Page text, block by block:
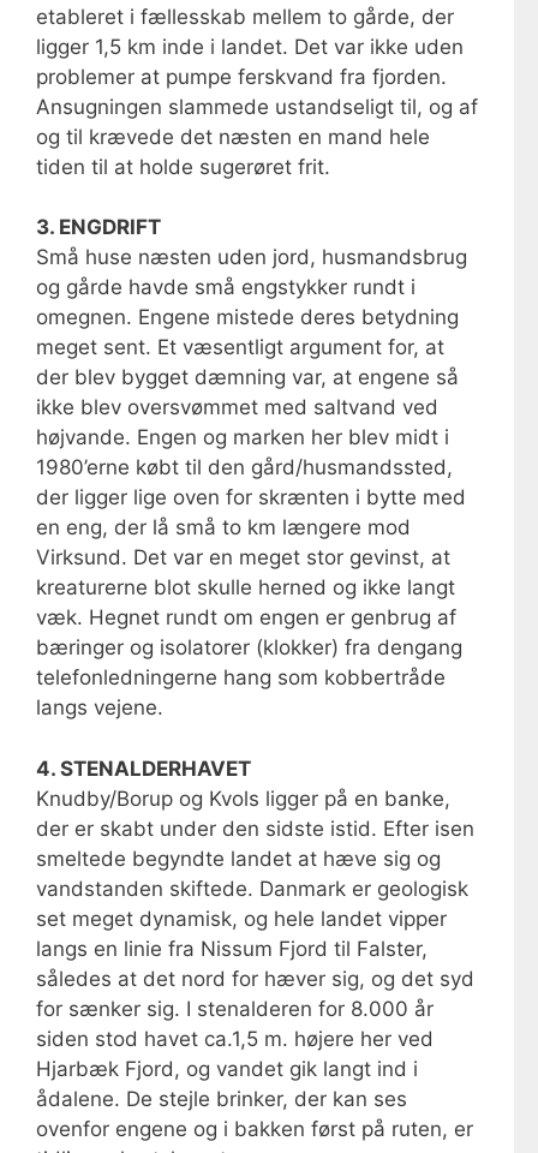
etableret i fællesskab mellem to gårde, der
ligger 1,5 km inde i landet. Det var ikke uden
problemer at pumpe ferskvand fra fjorden.
Ansugningen slammede ustandseligt til, og af
og til krævede det næsten en mand hele
tiden til at holde sugerøret frit.
3. ENGDRIFT
Små huse næsten uden jord, husmandsbrug
og gårde havde små engstykker rundt i
omegnen. Engene mistede deres betydning
meget sent. Et væsentligt argument for, at
der blev bygget dæmning var, at engene så
ikke blev oversvømmet med saltvand ved
højvande. Engen og marken her blev midt i
1980’erne købt til den gård/husmandssted,
der ligger lige oven for skrænten i bytte med
en eng, der lå små to km længere mod
Virksund. Det var en meget stor gevinst, at
kreaturerne blot skulle herned og ikke langt
væk. Hegnet rundt om engen er genbrug af
bæringer og isolatorer (klokker) fra dengang
telefonledningerne hang som kobbertråde
langs vejene.
4. STENALDERHAVET
Knudby/Borup og Kvols ligger på en banke,
der er skabt under den sidste istid. Efter isen
smeltede begyndte landet at hæve sig og
vandstanden skiftede. Danmark er geologisk
set meget dynamisk, og hele landet vipper
langs en linie fra Nissum Fjord til Falster,
således at det nord for hæver sig, og det syd
for sænker sig. I stenalderen for 8.000 år
siden stod havet ca.1,5 m. højere her ved
Hjarbæk Fjord, og vandet gik langt ind i
ådalene. De stejle brinker, der kan ses
ovenfor engene og i bakken først på ruten, er